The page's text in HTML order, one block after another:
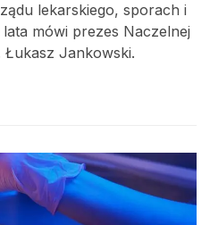
lekarskiego, sporach i
mówi prezes Naczelnej
Łukasz Jankowski.